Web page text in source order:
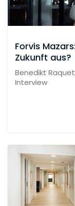
Forvis
Zukunft aus?
Benedikt
Interview